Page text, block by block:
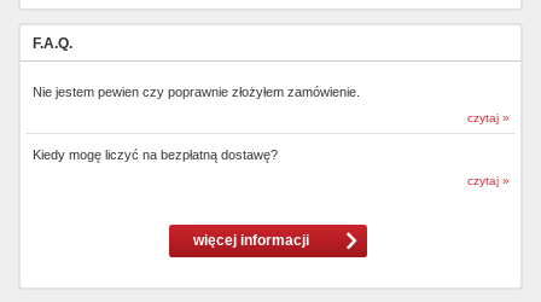
F.A.Q.
Nie jestem pewien czy poprawnie złożyłem zamówienie.
czytaj »
Kiedy mogę liczyć na bezpłatną dostawę?
czytaj »
więcej informacji